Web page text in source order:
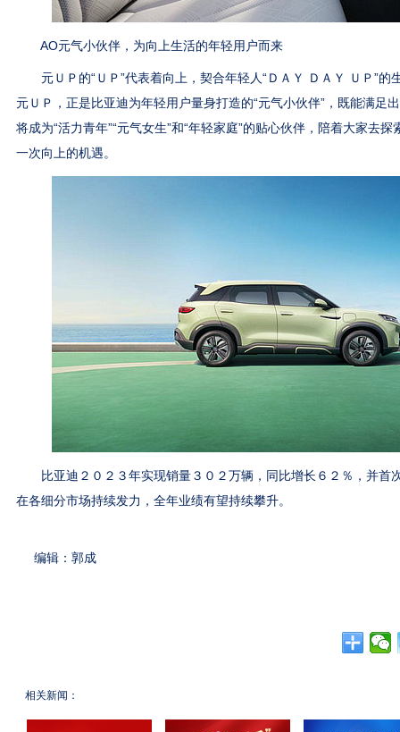
AO元气小伙伴，为向上生活的年轻用户而来
元ＵＰ的“ＵＰ”代表着向上，契合年轻人“ＤＡＹ ＤＡＹ ＵＰ”的
元ＵＰ，正是比亚迪为年轻用户量身打造的“元气小伙伴”，既能满足
将成为“活力青年”“元气女生”和“年轻家庭”的贴心伙伴，陪着大家去
一次向上的机遇。
比亚迪２０２３年实现销量３０２万辆，同比增长６２％，并首
在各细分市场持续发力，全年业绩有望持续攀升。
编辑：郭成
相关新闻：